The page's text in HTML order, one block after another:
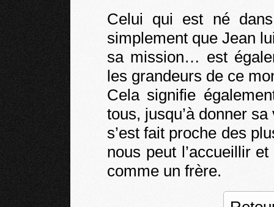
Celui qui est né
simplement que Jean
sa mission… est
les grandeurs de ce
Cela signifie
tous, jusqu’à donner
s’est fait proche des
nous peut l’accueillir
comme un frère.